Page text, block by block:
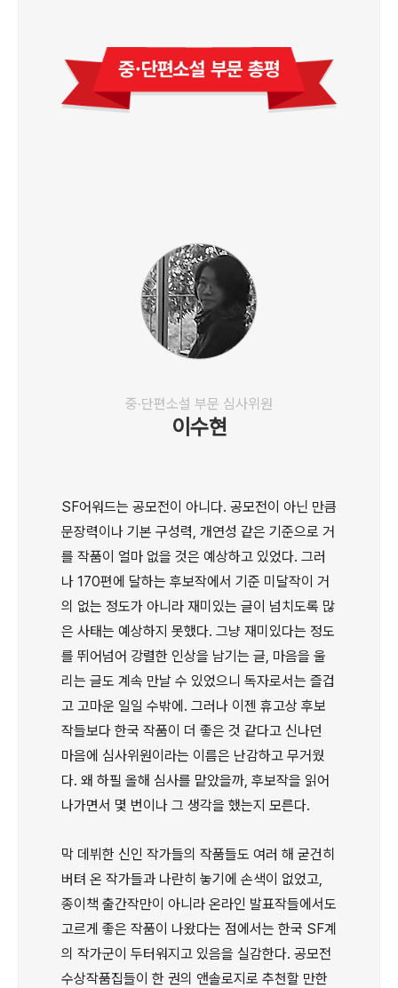
중·단편소설 부문 심사위원
이수현
SF어워드는 공모전이 아니다. 공모전이 아닌 만큼
문장력이나 기본 구성력, 개연성 같은 기준으로 거
를 작품이 얼마 없을 것은 예상하고 있었다. 그러
나 170편에 달하는 후보작에서 기준 미달작이 거
의 없는 정도가 아니라 재미있는 글이 넘치도록 많
은 사태는 예상하지 못했다. 그냥 재미있다는 정도
를 뛰어넘어 강렬한 인상을 남기는 글, 마음을 울
리는 글도 계속 만날 수 있었으니 독자로서는 즐겁
고 고마운 일일 수밖에. 그러나 이젠 휴고상 후보
작들보다 한국 작품이 더 좋은 것 같다고 신나던
마음에 심사위원이라는 이름은 난감하고 무거웠
다. 왜 하필 올해 심사를 맡았을까, 후보작을 읽어
나가면서 몇 번이나 그 생각을 했는지 모른다.
막 데뷔한 신인 작가들의 작품들도 여러 해 굳건히
버텨 온 작가들과 나란히 놓기에 손색이 없었고,
종이책 출간작만이 아니라 온라인 발표작들에서도
고르게 좋은 작품이 나왔다는 점에서는 한국 SF계
의 작가군이 두터워지고 있음을 실감한다. 공모전
수상작품집들이 한 권의 앤솔로지로 추천할 만한